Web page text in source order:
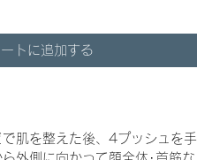
ートに追加する
肌を整えた後、4プッシュを手
外側に向かって顔全体･首筋な